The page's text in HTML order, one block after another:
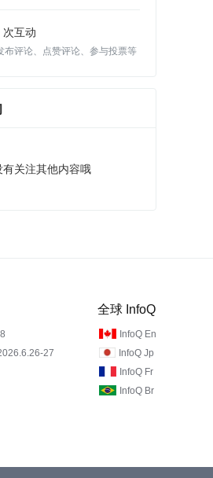
次互动
布评论、点赞评论、参与投票等
有关注其他内容哦
27
全球 InfoQ
InfoQ En
InfoQ Jp
InfoQ Fr
InfoQ Br